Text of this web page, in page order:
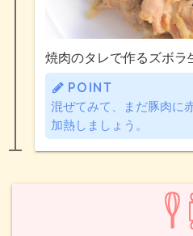
焼肉のタレで作るズボラ
POINT
混ぜてみて、まだ豚肉に
加熱しましょう。